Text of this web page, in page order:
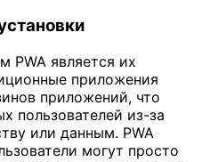
является их
приложения
приложений, что
пользователей из-за
или данным. PWA
могут просто